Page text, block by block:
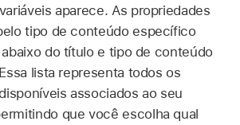
aparece. As propriedades
tipo de conteúdo específico
do título e tipo de conteúdo
lista representa todos os
associados ao seu
que você escolha qual